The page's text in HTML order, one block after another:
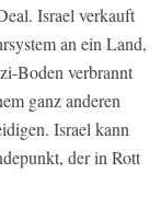
Israel verkauft
an ein Land,
Boden verbrannt
ganz anderen
Israel kann
der in Rott